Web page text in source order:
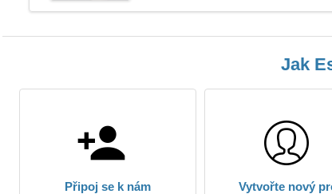
Jak
Připoj se k nám Vytvořte nový